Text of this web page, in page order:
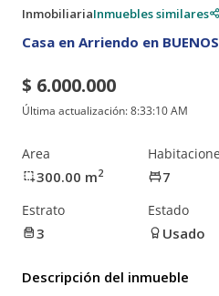
InmobiliariaInmuebles similares
Casa en Arriendo en BUENOS
$ 6.000.000
Última actualización:8:33:10 AM
Area
300.00 m2 7
Estrato
3
Estado
Usado
Descripción del inmueble